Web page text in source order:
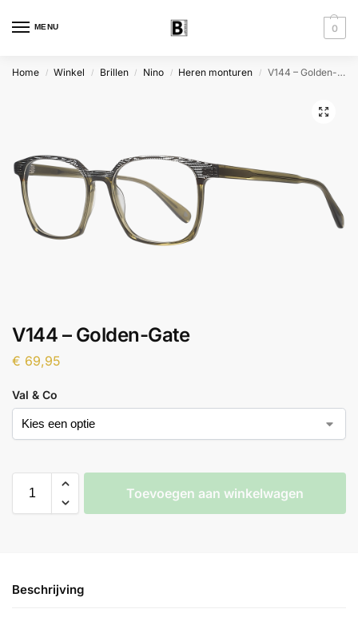
MENU 0
Home / Winkel / Brillen / Nino / Heren monturen / V144 – Golden-Gate
V144 – Golden-Gate
€ 69,95
Val & Co
Toevoegen aan winkelwagen
Beschrijving